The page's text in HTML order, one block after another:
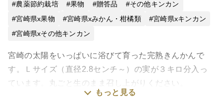
農薬節約栽培 果物 贈答品
その他キンカン
宮崎県x果物
宮崎県xみかん・柑橘類
宮崎県xキンカン
宮崎県xその他キンカン
宮崎の太陽をいっぱいに浴びて育った完熟きんかんで
す。Ｌサイズ（直径2.8センチ～）の実が３キロ分入っ
ています。丸ごと生のまま召し上がりください。
もっと見る